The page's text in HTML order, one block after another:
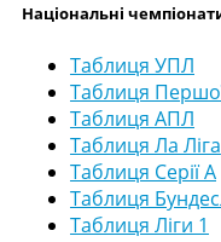
Національні
Таблиця УПЛ
Таблиця
Таблиця АПЛ
Таблиця Ла Ліга
Таблиця Серії А
Таблиця
Таблиця Ліги 1